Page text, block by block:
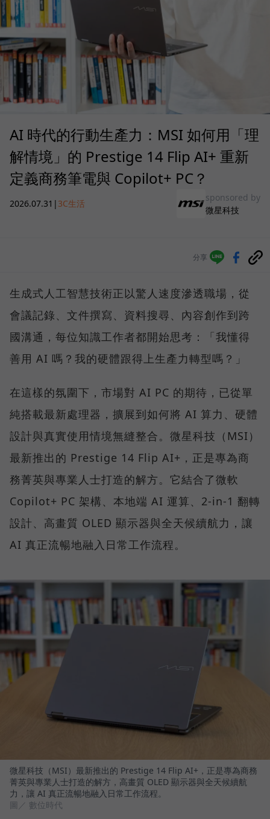
AI 時代的行動生產力：MSI 如何用「理
解情境」的 Prestige 14 Flip AI+ 重新
定義商務筆電與 Copilot+ PC？
2026.07.31 | 3C生活
sponsored by
微星科技
分享
生成式人工智慧技術正以驚人速度滲透職場，從
會議記錄、文件撰寫、資料搜尋、內容創作到跨
國溝通，每位知識工作者都開始思考：「我懂得
善用 AI 嗎？我的硬體跟得上生產力轉型嗎？」
在這樣的氛圍下，市場對 AI PC 的期待，已從單
純搭載最新處理器，擴展到如何將 AI 算力、硬體
設計與真實使用情境無縫整合。微星科技（MSI）
最新推出的 Prestige 14 Flip AI+，正是專為商
務菁英與專業人士打造的解方。它結合了微軟
Copilot+ PC 架構、本地端 AI 運算、2-in-1 翻轉
設計、高畫質 OLED 顯示器與全天候續航力，讓
AI 真正流暢地融入日常工作流程。
微星科技（MSI）最新推出的 Prestige 14 Flip AI+，正是專為商務
菁英與專業人士打造的解方，高畫質 OLED 顯示器與全天候續航
力，讓 AI 真正流暢地融入日常工作流程。
圖／ 數位時代